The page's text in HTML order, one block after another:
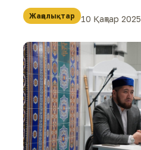
Жаңалықтар 10 Қаңтар 2025